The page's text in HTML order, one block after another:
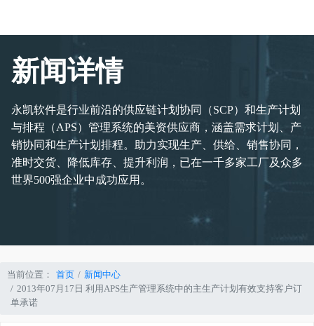
新闻详情
永凯软件是行业前沿的供应链计划协同（SCP）和生产计划
与排程（APS）管理系统的美资供应商，涵盖需求计划、产
销协同和生产计划排程。助力实现生产、供给、销售协同，
准时交货、降低库存、提升利润，已在一千多家工厂及众多
世界500强企业中成功应用。
当前位置： 首页
新闻中心
2013年07月17日 利用APS生产管理系统中的主生产计划有效支持客户订
单承诺